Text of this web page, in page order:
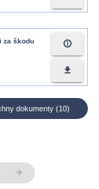
za škodu
info_outline
file_download
dokumenty (10)
arrow_forward